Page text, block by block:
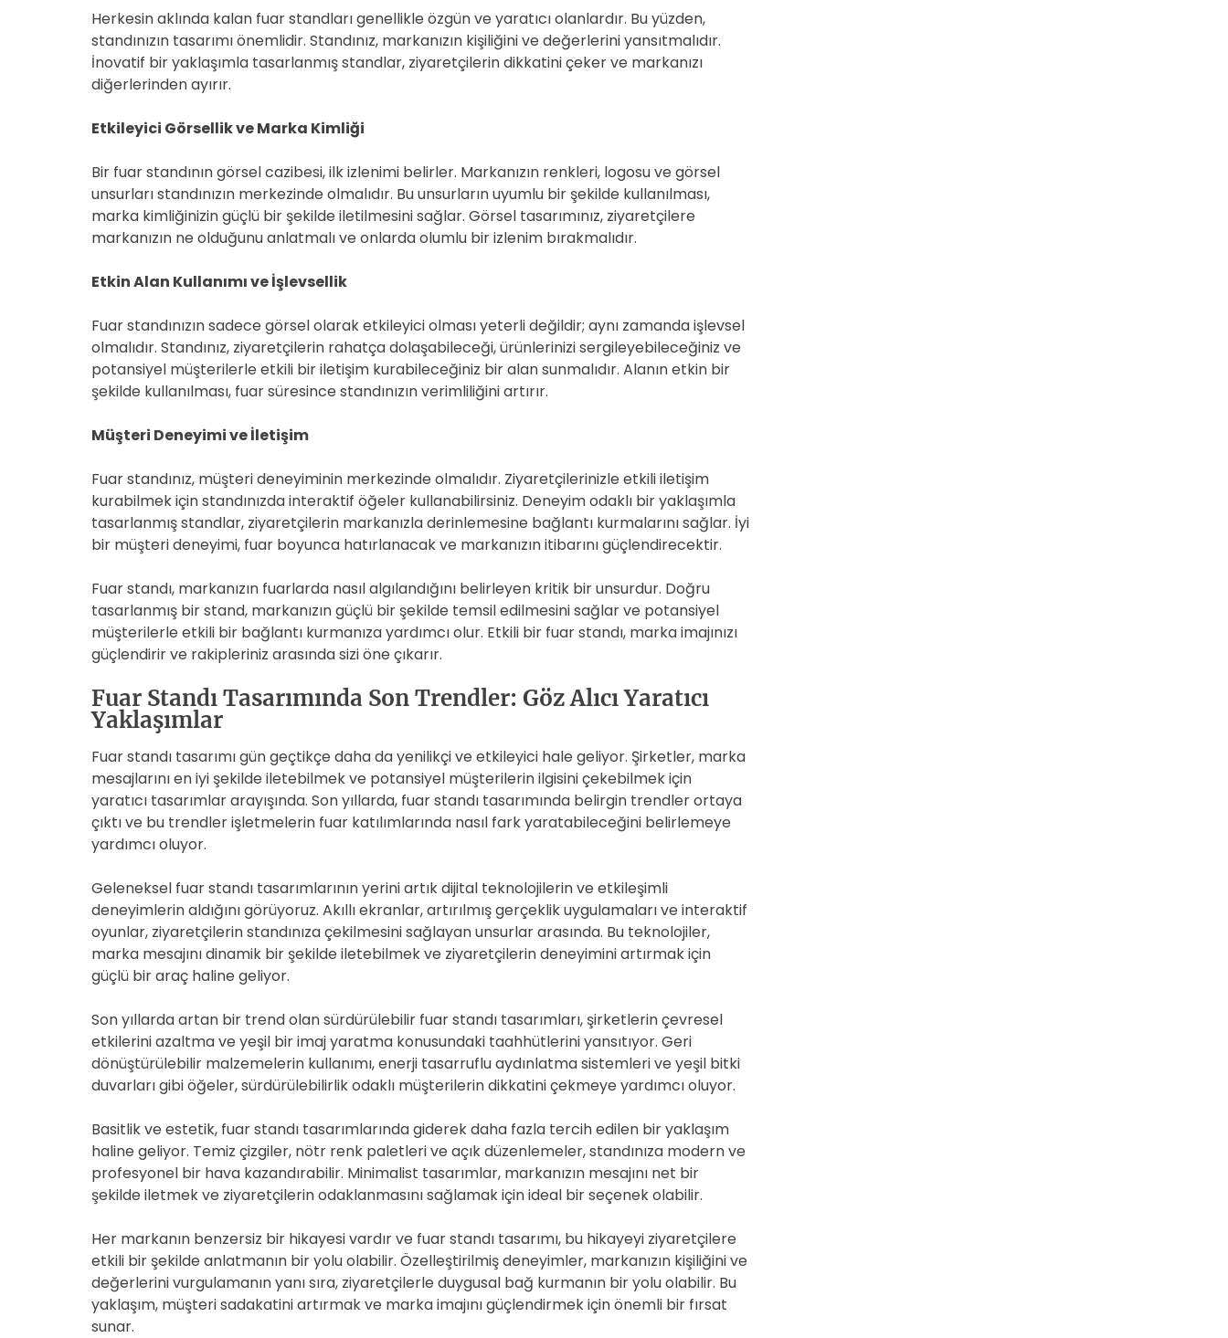
Herkesin aklında kalan fuar standları genellikle özgün ve yaratıcı olanlardır. Bu yüzden,
standınızın tasarımı önemlidir. Standınız, markanızın kişiliğini ve değerlerini yansıtmalıdır.
İnovatif bir yaklaşımla tasarlanmış standlar, ziyaretçilerin dikkatini çeker ve markanızı
diğerlerinden ayırır.
Etkileyici Görsellik ve Marka Kimliği
Bir fuar standının görsel cazibesi, ilk izlenimi belirler. Markanızın renkleri, logosu ve görsel
unsurları standınızın merkezinde olmalıdır. Bu unsurların uyumlu bir şekilde kullanılması,
marka kimliğinizin güçlü bir şekilde iletilmesini sağlar. Görsel tasarımınız, ziyaretçilere
markanızın ne olduğunu anlatmalı ve onlarda olumlu bir izlenim bırakmalıdır.
Etkin Alan Kullanımı ve İşlevsellik
Fuar standınızın sadece görsel olarak etkileyici olması yeterli değildir; aynı zamanda işlevsel
olmalıdır. Standınız, ziyaretçilerin rahatça dolaşabileceği, ürünlerinizi sergileyebileceğiniz ve
potansiyel müşterilerle etkili bir iletişim kurabileceğiniz bir alan sunmalıdır. Alanın etkin bir
şekilde kullanılması, fuar süresince standınızın verimliliğini artırır.
Müşteri Deneyimi ve İletişim
Fuar standınız, müşteri deneyiminin merkezinde olmalıdır. Ziyaretçilerinizle etkili iletişim
kurabilmek için standınızda interaktif öğeler kullanabilirsiniz. Deneyim odaklı bir yaklaşımla
tasarlanmış standlar, ziyaretçilerin markanızla derinlemesine bağlantı kurmalarını sağlar. İyi
bir müşteri deneyimi, fuar boyunca hatırlanacak ve markanızın itibarını güçlendirecektir.
Fuar standı, markanızın fuarlarda nasıl algılandığını belirleyen kritik bir unsurdur. Doğru
tasarlanmış bir stand, markanızın güçlü bir şekilde temsil edilmesini sağlar ve potansiyel
müşterilerle etkili bir bağlantı kurmanıza yardımcı olur. Etkili bir fuar standı, marka imajınızı
güçlendirir ve rakipleriniz arasında sizi öne çıkarır.
Fuar Standı Tasarımında Son Trendler: Göz Alıcı Yaratıcı
Yaklaşımlar
Fuar standı tasarımı gün geçtikçe daha da yenilikçi ve etkileyici hale geliyor. Şirketler, marka
mesajlarını en iyi şekilde iletebilmek ve potansiyel müşterilerin ilgisini çekebilmek için
yaratıcı tasarımlar arayışında. Son yıllarda, fuar standı tasarımında belirgin trendler ortaya
çıktı ve bu trendler işletmelerin fuar katılımlarında nasıl fark yaratabileceğini belirlemeye
yardımcı oluyor.
Geleneksel fuar standı tasarımlarının yerini artık dijital teknolojilerin ve etkileşimli
deneyimlerin aldığını görüyoruz. Akıllı ekranlar, artırılmış gerçeklik uygulamaları ve interaktif
oyunlar, ziyaretçilerin standınıza çekilmesini sağlayan unsurlar arasında. Bu teknolojiler,
marka mesajını dinamik bir şekilde iletebilmek ve ziyaretçilerin deneyimini artırmak için
güçlü bir araç haline geliyor.
Son yıllarda artan bir trend olan sürdürülebilir fuar standı tasarımları, şirketlerin çevresel
etkilerini azaltma ve yeşil bir imaj yaratma konusundaki taahhütlerini yansıtıyor. Geri
dönüştürülebilir malzemelerin kullanımı, enerji tasarruflu aydınlatma sistemleri ve yeşil bitki
duvarları gibi öğeler, sürdürülebilirlik odaklı müşterilerin dikkatini çekmeye yardımcı oluyor.
Basitlik ve estetik, fuar standı tasarımlarında giderek daha fazla tercih edilen bir yaklaşım
haline geliyor. Temiz çizgiler, nötr renk paletleri ve açık düzenlemeler, standınıza modern ve
profesyonel bir hava kazandırabilir. Minimalist tasarımlar, markanızın mesajını net bir
şekilde iletmek ve ziyaretçilerin odaklanmasını sağlamak için ideal bir seçenek olabilir.
Her markanın benzersiz bir hikayesi vardır ve fuar standı tasarımı, bu hikayeyi ziyaretçilere
etkili bir şekilde anlatmanın bir yolu olabilir. Özelleştirilmiş deneyimler, markanızın kişiliğini ve
değerlerini vurgulamanın yanı sıra, ziyaretçilerle duygusal bağ kurmanın bir yolu olabilir. Bu
yaklaşım, müşteri sadakatini artırmak ve marka imajını güçlendirmek için önemli bir fırsat
sunar.